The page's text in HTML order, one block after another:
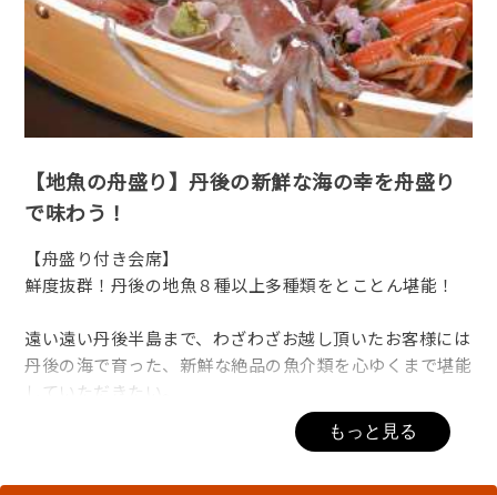
【地魚の舟盛り】丹後の新鮮な海の幸を舟盛り
で味わう！
【舟盛り付き会席】
鮮度抜群！丹後の地魚８種以上多種類をとことん堪能！
遠い遠い丹後半島まで、わざわざお越し頂いたお客様には
丹後の海で育った、新鮮な絶品の魚介類を心ゆくまで堪能
していただきたい。
当館の料理長が自ら提案し、実現した、渾身の舟盛り付き
もっと見る